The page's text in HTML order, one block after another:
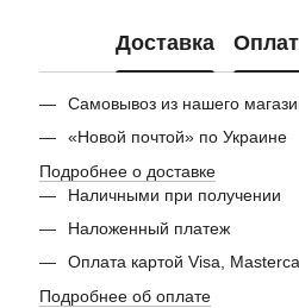
Доставка
Самовывоз из нашего
«Новой почтой» по Украине
Подробнее о доставке
Наличными при получении
Наложенный платеж
Оплата картой Visa,
Подробнее об оплате